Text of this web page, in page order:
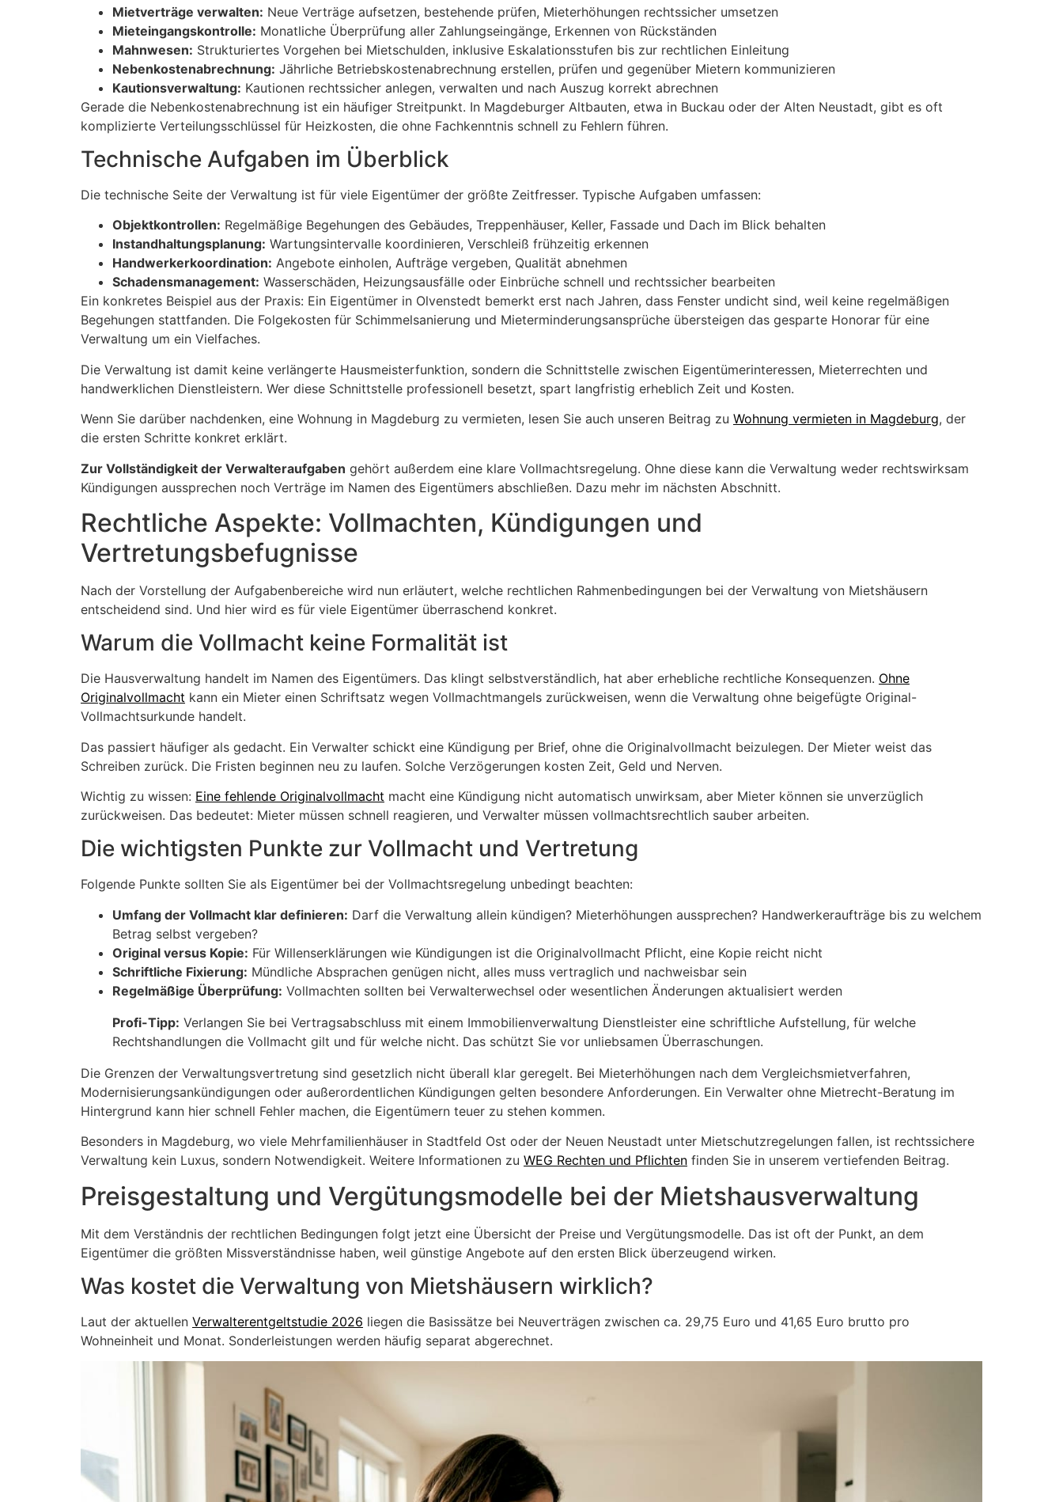
Mietverträge verwalten: Neue Verträge aufsetzen, bestehende prüfen, Mieterhöhungen rechtssicher umsetzen
Mieteingangskontrolle: Monatliche Überprüfung aller Zahlungseingänge, Erkennen von Rückständen
Mahnwesen: Strukturiertes Vorgehen bei Mietschulden, inklusive Eskalationsstufen bis zur rechtlichen Einleitung
Nebenkostenabrechnung: Jährliche Betriebskostenabrechnung erstellen, prüfen und gegenüber Mietern kommunizieren
Kautionsverwaltung: Kautionen rechtssicher anlegen, verwalten und nach Auszug korrekt abrechnen
Gerade die Nebenkostenabrechnung ist ein häufiger Streitpunkt. In Magdeburger Altbauten, etwa in Buckau oder der Alten Neustadt, gibt es oft
komplizierte Verteilungsschlüssel für Heizkosten, die ohne Fachkenntnis schnell zu Fehlern führen.
Technische Aufgaben im Überblick
Die technische Seite der Verwaltung ist für viele Eigentümer der größte Zeitfresser. Typische Aufgaben umfassen:
Objektkontrollen: Regelmäßige Begehungen des Gebäudes, Treppenhäuser, Keller, Fassade und Dach im Blick behalten
Instandhaltungsplanung: Wartungsintervalle koordinieren, Verschleiß frühzeitig erkennen
Handwerkerkoordination: Angebote einholen, Aufträge vergeben, Qualität abnehmen
Schadensmanagement: Wasserschäden, Heizungsausfälle oder Einbrüche schnell und rechtssicher bearbeiten
Ein konkretes Beispiel aus der Praxis: Ein Eigentümer in Olvenstedt bemerkt erst nach Jahren, dass Fenster undicht sind, weil keine regelmäßigen
Begehungen stattfanden. Die Folgekosten für Schimmelsanierung und Mieterminderungsansprüche übersteigen das gesparte Honorar für eine
Verwaltung um ein Vielfaches.
Die Verwaltung ist damit keine verlängerte Hausmeisterfunktion, sondern die Schnittstelle zwischen Eigentümerinteressen, Mieterrechten und
handwerklichen Dienstleistern. Wer diese Schnittstelle professionell besetzt, spart langfristig erheblich Zeit und Kosten.
Wenn Sie darüber nachdenken, eine Wohnung in Magdeburg zu vermieten, lesen Sie auch unseren Beitrag zu Wohnung vermieten in Magdeburg, der
die ersten Schritte konkret erklärt.
Zur Vollständigkeit der Verwalteraufgaben gehört außerdem eine klare Vollmachtsregelung. Ohne diese kann die Verwaltung weder rechtswirksam
Kündigungen aussprechen noch Verträge im Namen des Eigentümers abschließen. Dazu mehr im nächsten Abschnitt.
Rechtliche Aspekte: Vollmachten, Kündigungen und
Vertretungsbefugnisse
Nach der Vorstellung der Aufgabenbereiche wird nun erläutert, welche rechtlichen Rahmenbedingungen bei der Verwaltung von Mietshäusern
entscheidend sind. Und hier wird es für viele Eigentümer überraschend konkret.
Warum die Vollmacht keine Formalität ist
Die Hausverwaltung handelt im Namen des Eigentümers. Das klingt selbstverständlich, hat aber erhebliche rechtliche Konsequenzen. Ohne
Originalvollmacht kann ein Mieter einen Schriftsatz wegen Vollmachtmangels zurückweisen, wenn die Verwaltung ohne beigefügte Original-
Vollmachtsurkunde handelt.
Das passiert häufiger als gedacht. Ein Verwalter schickt eine Kündigung per Brief, ohne die Originalvollmacht beizulegen. Der Mieter weist das
Schreiben zurück. Die Fristen beginnen neu zu laufen. Solche Verzögerungen kosten Zeit, Geld und Nerven.
Wichtig zu wissen: Eine fehlende Originalvollmacht macht eine Kündigung nicht automatisch unwirksam, aber Mieter können sie unverzüglich
zurückweisen. Das bedeutet: Mieter müssen schnell reagieren, und Verwalter müssen vollmachtsrechtlich sauber arbeiten.
Die wichtigsten Punkte zur Vollmacht und Vertretung
Folgende Punkte sollten Sie als Eigentümer bei der Vollmachtsregelung unbedingt beachten:
Umfang der Vollmacht klar definieren: Darf die Verwaltung allein kündigen? Mieterhöhungen aussprechen? Handwerkeraufträge bis zu welchem
Betrag selbst vergeben?
Original versus Kopie: Für Willenserklärungen wie Kündigungen ist die Originalvollmacht Pflicht, eine Kopie reicht nicht
Schriftliche Fixierung: Mündliche Absprachen genügen nicht, alles muss vertraglich und nachweisbar sein
Regelmäßige Überprüfung: Vollmachten sollten bei Verwalterwechsel oder wesentlichen Änderungen aktualisiert werden
Profi-Tipp: Verlangen Sie bei Vertragsabschluss mit einem Immobilienverwaltung Dienstleister eine schriftliche Aufstellung, für welche
Rechtshandlungen die Vollmacht gilt und für welche nicht. Das schützt Sie vor unliebsamen Überraschungen.
Die Grenzen der Verwaltungsvertretung sind gesetzlich nicht überall klar geregelt. Bei Mieterhöhungen nach dem Vergleichsmietverfahren,
Modernisierungsankündigungen oder außerordentlichen Kündigungen gelten besondere Anforderungen. Ein Verwalter ohne Mietrecht-Beratung im
Hintergrund kann hier schnell Fehler machen, die Eigentümern teuer zu stehen kommen.
Besonders in Magdeburg, wo viele Mehrfamilienhäuser in Stadtfeld Ost oder der Neuen Neustadt unter Mietschutzregelungen fallen, ist rechtssichere
Verwaltung kein Luxus, sondern Notwendigkeit. Weitere Informationen zu WEG Rechten und Pflichten finden Sie in unserem vertiefenden Beitrag.
Preisgestaltung und Vergütungsmodelle bei der Mietshausverwaltung
Mit dem Verständnis der rechtlichen Bedingungen folgt jetzt eine Übersicht der Preise und Vergütungsmodelle. Das ist oft der Punkt, an dem
Eigentümer die größten Missverständnisse haben, weil günstige Angebote auf den ersten Blick überzeugend wirken.
Was kostet die Verwaltung von Mietshäusern wirklich?
Laut der aktuellen Verwalterentgeltstudie 2026 liegen die Basissätze bei Neuverträgen zwischen ca. 29,75 Euro und 41,65 Euro brutto pro
Wohneinheit und Monat. Sonderleistungen werden häufig separat abgerechnet.